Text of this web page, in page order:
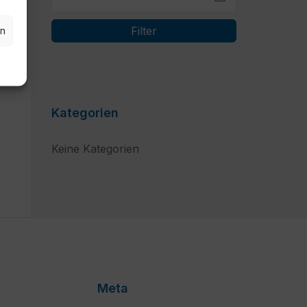
Filter
Kategorien
Keine Kategorien
Meta